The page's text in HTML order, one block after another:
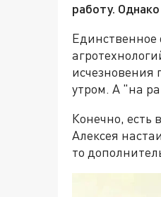
работу.
Единственное
исчезновения
утром. А "на
Конечно, есть
Алексея
то